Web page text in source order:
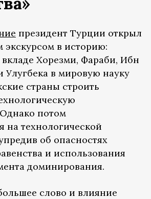
президент Турции открыл
экскурсом в историю:
Хорезми, Фараби, Ибн
в мировую науку
страны строить
потом
на технологической
об опасностях
и использования
доминирования.
слово и влияние